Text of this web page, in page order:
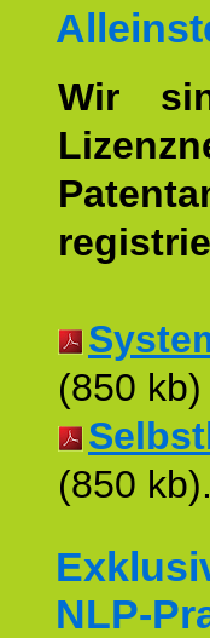
Wir
(850 kb)
(850 kb).
NLP-